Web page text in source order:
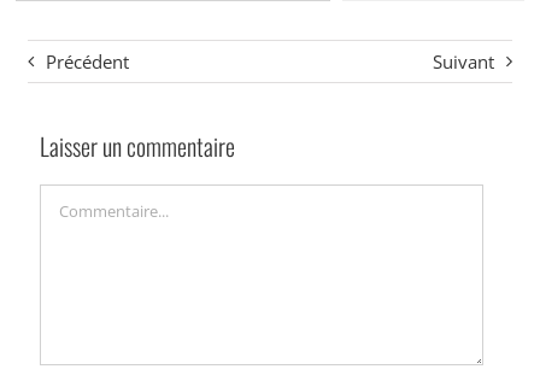
Précédent Suivant
Laisser un commentaire
Commentaire